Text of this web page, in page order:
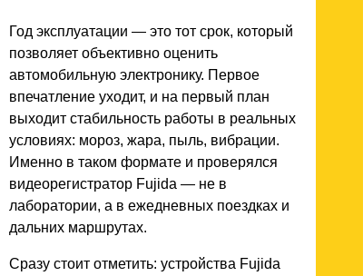
Год эксплуатации — это тот срок, который
позволяет объективно оценить
автомобильную электронику. Первое
впечатление уходит, и на первый план
выходит стабильность работы в реальных
условиях: мороз, жара, пыль, вибрации.
Именно в таком формате и проверялся
видеорегистратор Fujida — не в
лаборатории, а в ежедневных поездках и
дальних маршрутах.
Сразу стоит отметить: устройства Fujida